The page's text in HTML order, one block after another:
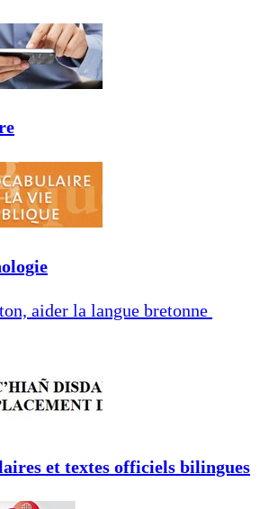
aider la langue bretonne
et textes officiels bilingues